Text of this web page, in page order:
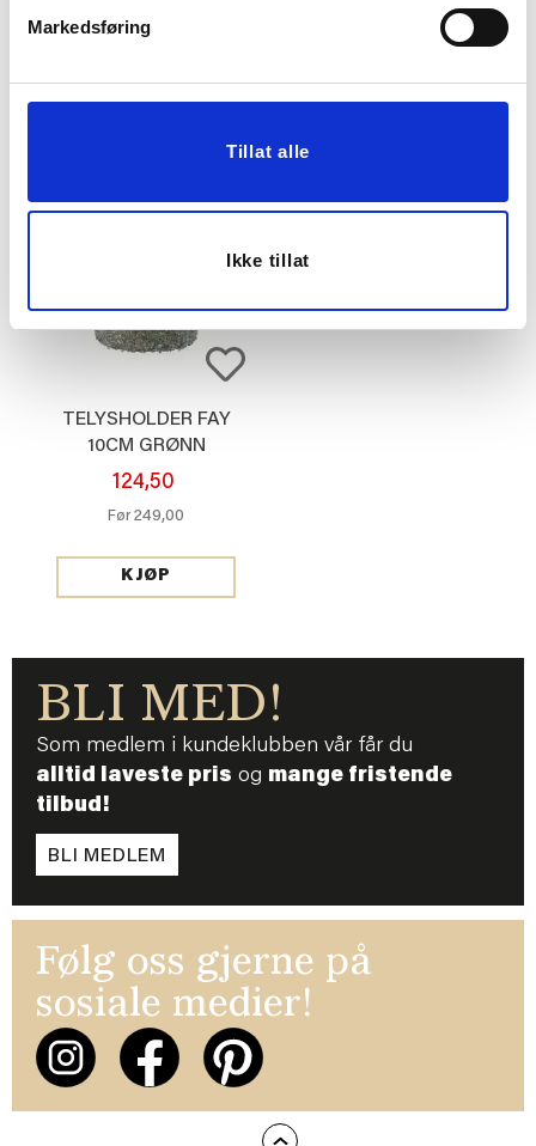
Markedsføring
Tillat alle
Ikke tillat
249,50
299,00
TELYSHOLDER FAY
10CM GRØNN
124,50
Før249,00
KJØP
BLI MED!
Som medlem i kundeklubben vår får du
alltid laveste pris og mange fristende
tilbud!
BLI MEDLEM
Følg oss gjerne på
sosiale medier!